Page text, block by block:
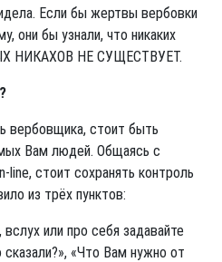
Если бы жертвы вербовки
они бы узнали, что никаких
НИКАХОВ НЕ СУЩЕСТВУЕТ.
вербовщика, стоит быть
Вам людей. Общаясь с
стоит сохранять контроль
из трёх пунктов:
или про себя задавайте
«Что Вам нужно от